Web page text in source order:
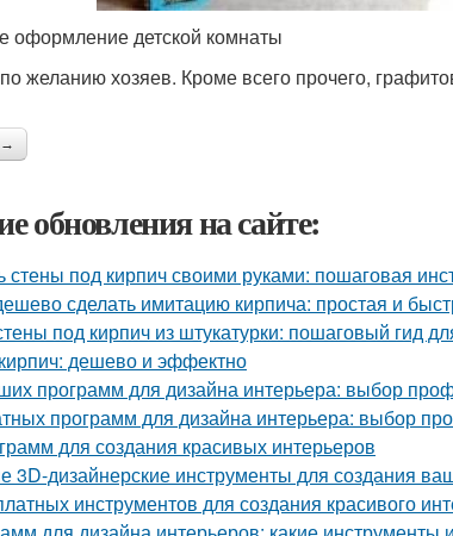
оформление детской комнаты
желанию хозяев. Кроме всего прочего,
→
обновления на сайте:
стены под кирпич своими руками: пошаговая
сделать имитацию кирпича: простая и
под кирпич из штукатурки: пошаговый гид
дешево и эффектно
программ для дизайна интерьера: выбор
программ для дизайна интерьера: выбор
для создания красивых интерьеров
3D-дизайнерские инструменты для создания
инструментов для создания красивого